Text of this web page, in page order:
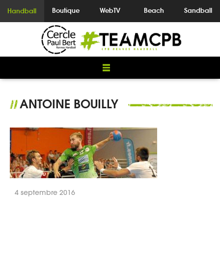
Handball Boutique WebTV Beach Sandball
//ANTOINE BOUILLY
4 septembre 2016